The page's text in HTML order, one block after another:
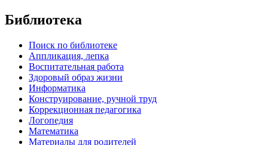
Библиотека
Поиск по библиотеке
Аппликация, лепка
Воспитательная работа
Здоровый образ жизни
Информатика
Конструирование, ручной труд
Коррекционная педагогика
Логопедия
Математика
Материалы для родителей